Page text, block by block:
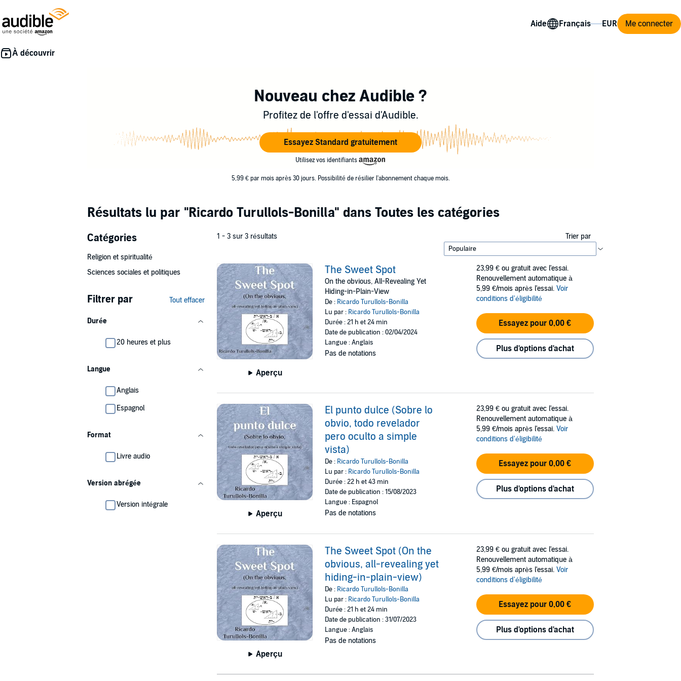
Aide Me connecter
Nouveau chez Audible ?
Profitez de l'offre d'essai d'Audible.
Essayez Standard gratuitement
Utilisez vos identifiants
5,99 € par mois après 30 jours. Possibilité de résilier l'abonnement chaque mois.
Résultats lu par "Ricardo Turullols-Bonilla" dans Toutes les catégories
Catégories
Religion et spiritualité
Sciences sociales et politiques
Filtrer par Tout effacer
Durée
20 heures et plus
Langue
Anglais
Espagnol
Format
Livre audio
Version abrégée
Version intégrale
1 - 3 sur 3 résultats Trier par
Aperçu
The Sweet Spot
On the obvious, All-Revealing Yet
Hiding-in-Plain-View
De : Ricardo Turullols-Bonilla
Lu par : Ricardo Turullols-Bonilla
Durée : 21 h et 24 min
Date de publication : 02/04/2024
Langue : Anglais
Pas de notations
23,99 € ou gratuit avec l'essai.
Renouvellement automatique à
5,99 €/mois après l'essai. Voir
conditions d'éligibilité
Essayez pour 0,00 €
Plus d'options d'achat
Aperçu
El punto dulce (Sobre lo
obvio, todo revelador
pero oculto a simple
vista)
De : Ricardo Turullols-Bonilla
Lu par : Ricardo Turullols-Bonilla
Durée : 22 h et 43 min
Date de publication : 15/08/2023
Langue : Espagnol
Pas de notations
23,99 € ou gratuit avec l'essai.
Renouvellement automatique à
5,99 €/mois après l'essai. Voir
conditions d'éligibilité
Essayez pour 0,00 €
Plus d'options d'achat
Aperçu
The Sweet Spot (On the
obvious, all-revealing yet
hiding-in-plain-view)
De : Ricardo Turullols-Bonilla
Lu par : Ricardo Turullols-Bonilla
Durée : 21 h et 24 min
Date de publication : 31/07/2023
Langue : Anglais
Pas de notations
23,99 € ou gratuit avec l'essai.
Renouvellement automatique à
5,99 €/mois après l'essai. Voir
conditions d'éligibilité
Essayez pour 0,00 €
Plus d'options d'achat